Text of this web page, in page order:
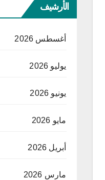
الأرشيف
أغسطس 2026
يوليو 2026
يونيو 2026
مايو 2026
أبريل 2026
مارس 2026